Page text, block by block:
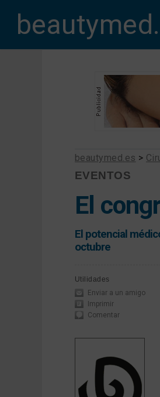
beautymed.es >
EVENTOS
El
El potencial
octubre
Utilidades
Enviar a un amigo
Imprimir
Comentar